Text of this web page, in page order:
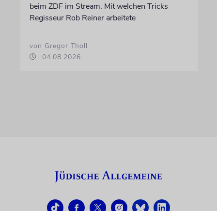
beim ZDF im Stream. Mit welchen Tricks
Regisseur Rob Reiner arbeitete
von Gregor Tholl
04.08.2026